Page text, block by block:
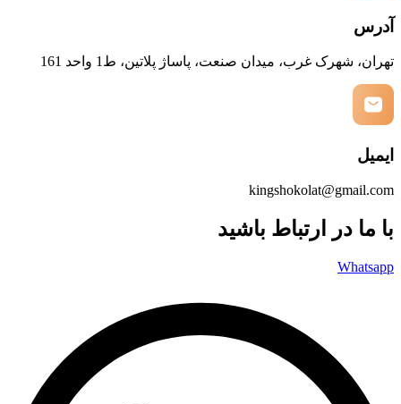
آدرس
تهران، شهرک غرب، میدان صنعت، پاساژ پلاتین، ط1 واحد 161
ایمیل
kingshokolat@gmail.com
با ما در ارتباط باشید
Whatsapp